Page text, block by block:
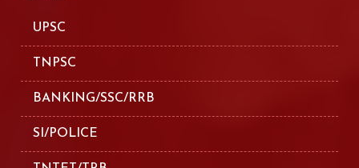
UPSC
TNPSC
BANKING/SSC/RRB
SI/POLICE